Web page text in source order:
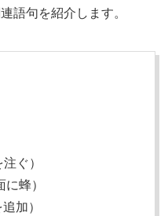
語句を紹介します。
ぐ）
に蜂）
加）